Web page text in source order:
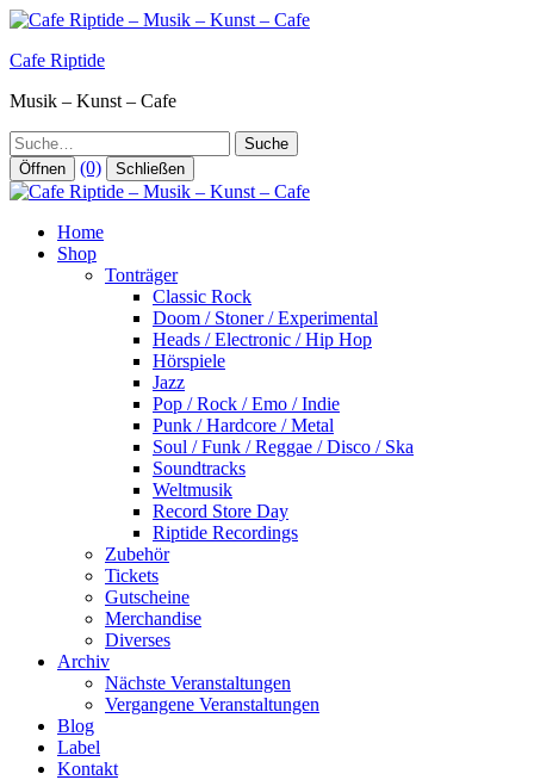
Zum
springen
Cafe Riptide
Musik – Kunst – Cafe
Suche
Öffnen (0) Schließen
Home
Shop
Tonträger
Classic Rock
Doom / Stoner / Experimental
Heads / Electronic / Hip Hop
Hörspiele
Jazz
Pop / Rock / Emo / Indie
Punk / Hardcore / Metal
Soul / Funk / Reggae / Disco / Ska
Soundtracks
Weltmusik
Record Store Day
Riptide Recordings
Zubehör
Tickets
Gutscheine
Merchandise
Diverses
Archiv
Nächste Veranstaltungen
Vergangene Veranstaltungen
Blog
Label
Kontakt